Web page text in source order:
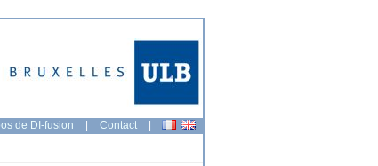
de DI-fusion | Contact |